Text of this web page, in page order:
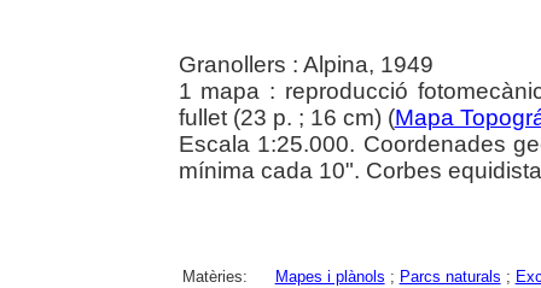
Granollers : Alpina, 1949
1 mapa : reproducció
fullet (23 p. ; 16 cm) (Mapa
Escala 1:25.000. Coordenades
mínima cada 10". Corbes
Matèries: Mapes i plànols ; Parcs naturals ;